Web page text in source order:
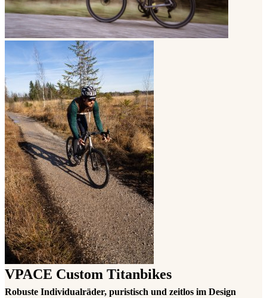
VPACE Custom Titanbikes
Robuste Individualräder, puristisch und zeitlos im Design